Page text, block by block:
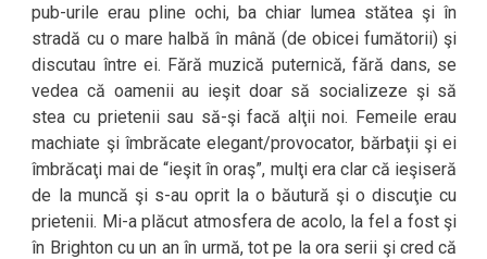
pub-urile erau pline ochi, ba chiar lumea stătea şi în
stradă cu o mare halbă în mână (de obicei fumătorii) şi
discutau între ei. Fără muzică puternică, fără dans, se
vedea că oamenii au ieşit doar să socializeze şi să
stea cu prietenii sau să-şi facă alţii noi. Femeile erau
machiate şi îmbrăcate elegant/provocator, bărbaţii şi ei
îmbrăcaţi mai de “ieşit în oraş”, mulţi era clar că ieşiseră
de la muncă şi s-au oprit la o băutură şi o discuţie cu
prietenii. Mi-a plăcut atmosfera de acolo, la fel a fost şi
în Brighton cu un an în urmă, tot pe la ora serii şi cred că